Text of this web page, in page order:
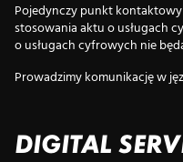
Pojedynczy punkt
stosowania aktu o usługach
o usługach cyfrowych nie
Prowadzimy komunikację w
DIGITAL